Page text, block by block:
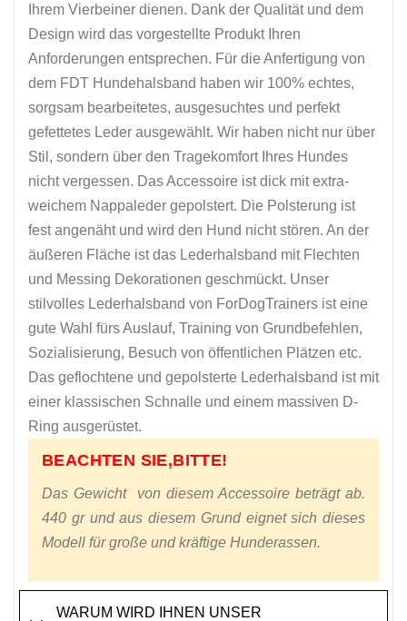
Ihrem Vierbeiner dienen. Dank der Qualität und dem
Design wird das vorgestellte Produkt Ihren
Anforderungen entsprechen. Für die Anfertigung von
dem FDT Hundehalsband haben wir 100% echtes,
sorgsam bearbeitetes, ausgesuchtes und perfekt
gefettetes Leder ausgewählt. Wir haben nicht nur über
Stil, sondern über den Tragekomfort Ihres Hundes
nicht vergessen. Das Accessoire ist dick mit extra-
weichem Nappaleder gepolstert. Die Polsterung ist
fest angenäht und wird den Hund nicht stören. An der
äußeren Fläche ist das Lederhalsband mit Flechten
und Messing Dekorationen geschmückt. Unser
stilvolles Lederhalsband von ForDogTrainers ist eine
gute Wahl fürs Auslauf, Training von Grundbefehlen,
Sozialisierung, Besuch von öffentlichen Plätzen etc.
Das geflochtene und gepolsterte Lederhalsband ist mit
einer klassischen Schnalle und einem massiven D-
Ring ausgerüstet.
BEACHTEN SIE,BITTE!
Das Gewicht von diesem Accessoire beträgt ab.
440 gr und aus diesem Grund eignet sich dieses
Modell für große und kräftige Hunderassen.
WARUM WIRD IHNEN UNSER